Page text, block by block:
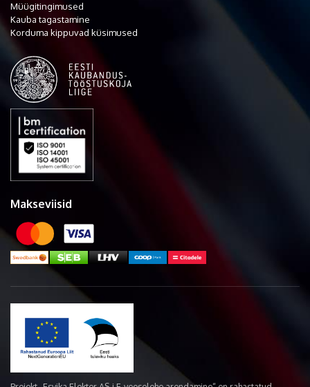
Müügitingimused
Kauba tagastamine
Korduma kippuvad küsimused
Makseviisid